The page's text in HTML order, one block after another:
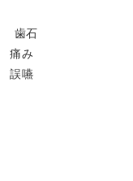
歯石
痛み
誤嚥